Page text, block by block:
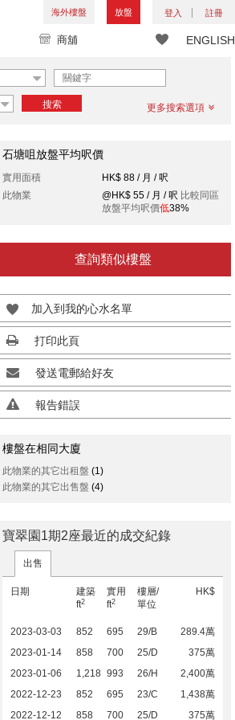
海外樓盤 放盤 登入 註冊
ENGLISH
商舖
搜索 更多搜索選項
石塘咀放盤平均呎價
實用面積
HK$ 88 / 月 / 呎
此物業
@HK$ 55 / 月 / 呎 比較同區
放盤平均呎價低38%
查詢類似樓盤
加入到我的心水名單
打印此頁
發送電郵給好友
報告錯誤
樓盤在相同大廈
此物業的其它出租盤 (1)
此物業的其它出售盤 (4)
寶翠園1期2座最近的成交紀錄
出售
日期
建築
ft2
實用
ft2
樓層/
單位
HK$
2023-03-03 852 695 29/B
289.4萬
2023-01-14
858 700 25/D
375萬
2023-01-06
1,218 993 26/H
2,400萬
2022-12-23
852 695 23/C
1,438萬
2022-12-12
858 700 25/D 375萬